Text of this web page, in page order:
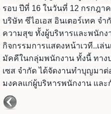
รอบ ปีที่ 16 ในวันที่ 12 กรกฎา
บริษัท ซีไอเอส อินเตอร์เทค จ
ความสุข ทั้งผู้บริหารและพนัก
กิจกรรมการแสดงหน้าเวที..เล่
มัคคีในกลุ่มพนักงาน ทั้งนี้ ทาง
เซส จำกัด ได้จัดงานทำบุญมาต่
มงคลแก่ผู้บริหารพนักงาน แล